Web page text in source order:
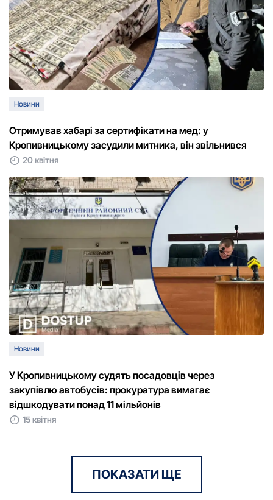
Новини
Отримував хабарі за сертифікати на мед: у
Кропивницькому засудили митника, він звільнився
20 квітня
Новини
У Кропивницькому судять посадовців через
закупівлю автобусів: прокуратура вимагає
відшкодувати понад 11 мільйонів
15 квітня
ПОКАЗАТИ ЩЕ